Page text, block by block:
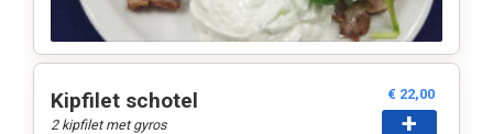
Kipfilet schotel
2 kipfilet met gyros
€ 22,00
+